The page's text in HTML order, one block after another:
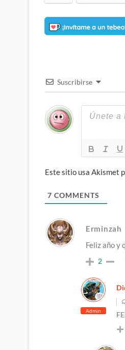
Suscribirse
Este sitio usa Akismet
7 COMMENTS
Erminzah
Feliz año y
2
Admin